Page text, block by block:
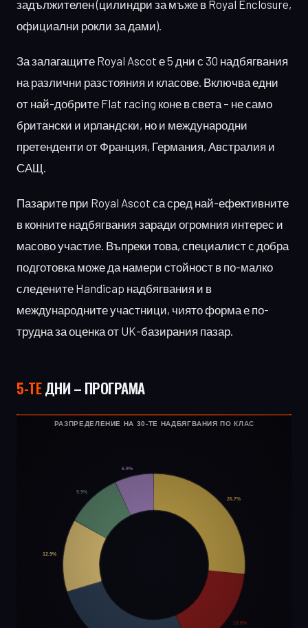
задължителен (цилиндри за мъже в Royal Enclosure,
официални рокли за дами).
За залагащите Royal Ascot е 5 дни с 30 надбягвания
на различни разстояния и класове. Включва едни
от най-добрите Flat racing коне в света – не само
британски и ирландски, но и международни
претенденти от Франция, Германия, Австралия и
САЩ.
Пазарите при Royal Ascot са сред най-ефективните
в конните надбягвания заради огромния интерес и
масово участие. Въпреки това, специалист с добра
подготовка може да намери стойност в по-малко
следените Handicap надбягвания и в
международните участници, чиято форма е по-
трудна за оценка от UK-базирания пазар.
5-ТЕДНИ – ПРОГРАМА